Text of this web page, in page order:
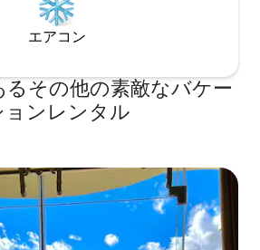
エアコン
その他の素敵なバケー
ョンレンタル